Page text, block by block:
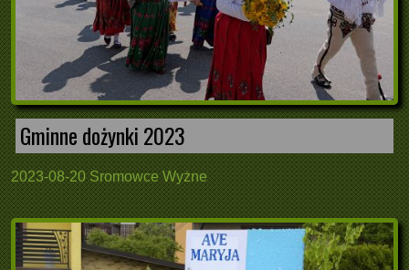
Gminne dożynki 2023
2023-08-20 Sromowce Wyżne